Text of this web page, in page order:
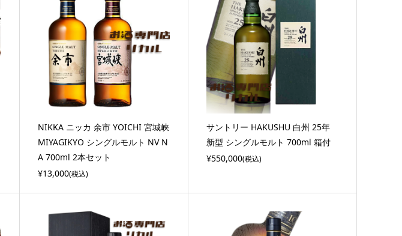
NIKKA ニッカ 余市 YOICHI 宮城峡
MIYAGIKYO シングルモルト NV N
A 700ml 2本セット
¥13,000(税込)
サントリー HAKUSHU 白州 25年
新型 シングルモルト 700ml 箱付
¥550,000(税込)